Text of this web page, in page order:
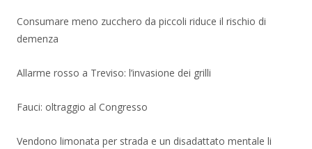
Consumare meno zucchero da piccoli riduce il rischio di
demenza
Allarme rosso a Treviso: l’invasione dei grilli
Fauci: oltraggio al Congresso
Vendono limonata per strada e un disadattato mentale li